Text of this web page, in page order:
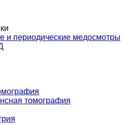
и периодические медосмотры
томография